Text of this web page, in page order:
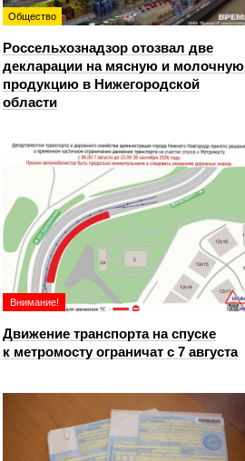
Общество
Россельхознадзор отозвал две
декларации на мясную и молочную
продукцию в Нижегородской
области
Внимание!
Движение транспорта на спуске
к метромосту ограничат с 7 августа